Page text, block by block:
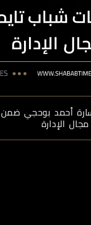
سارة أحمد بوحجي
الإدارة